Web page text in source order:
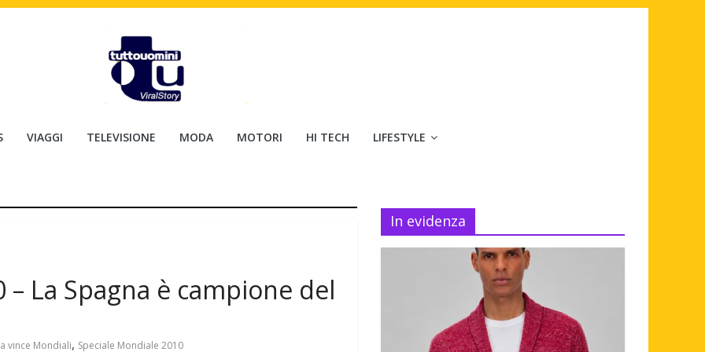
VIAGGI TELEVISIONE MODA MOTORI HI TECH LIFESTYLE
La Spagna è campione del
vince Mondiali, Speciale Mondiale 2010
In evidenza